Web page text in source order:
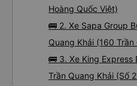
Hoàng Quốc Việt)
🚌 2. Xe Sapa Group
Quang Khải (160 Trần
🚌 3. Xe King Express
Trần Quang Khải (Số